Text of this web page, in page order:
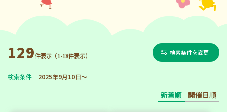
129件表示（1-18件表示） 検索条件を変更
検索条件 2025年9月10日～
新着順 開催日順